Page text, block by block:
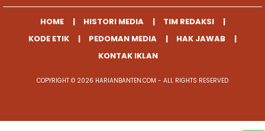
HOME HISTORI MEDIA
TIM REDAKSI
KODE ETIK
PEDOMAN MEDIA
HAK JAWAB
KONTAK IKLAN
COPYRIGHT © 2026 HARIANBANTEN.COM - ALL RIGHTS RESERVED